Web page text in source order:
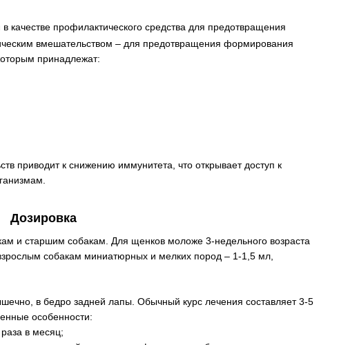
качестве профилактического средства для предотвращения
вмешательством – для предотвращения формирования
принадлежат:
приводит к снижению иммунитета, что открывает доступ к
Дозировка
и старшим собакам. Для щенков моложе 3-недельного возраста
собакам миниатюрных и мелких пород – 1-1,5 мл,
в бедро задней лапы. Обычный курс лечения составляет 3-5
особенности:
в месяц;